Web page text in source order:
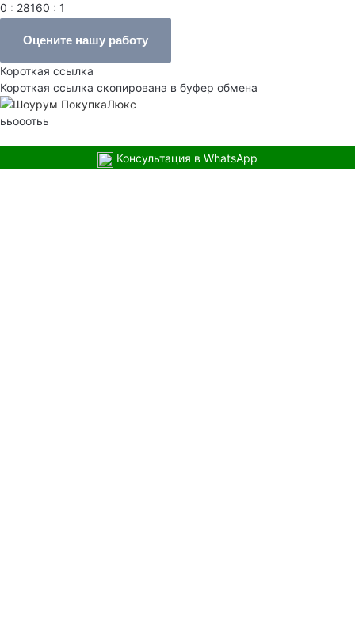
0 : 28160 : 1
Оцените нашу работу
Короткая ссылка
Короткая ссылка скопирована в буфер обмена
ььооотьь
Консультация в WhatsApp